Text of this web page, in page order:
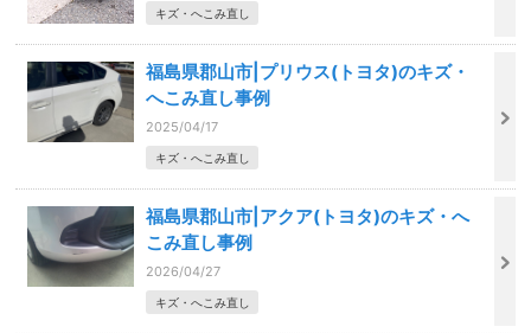
キズ・へこみ直し
福島県郡山市|プリウス(トヨタ)のキズ・
へこみ直し事例
2025/04/17
キズ・へこみ直し
福島県郡山市|アクア(トヨタ)のキズ・へ
こみ直し事例
2026/04/27
キズ・へこみ直し